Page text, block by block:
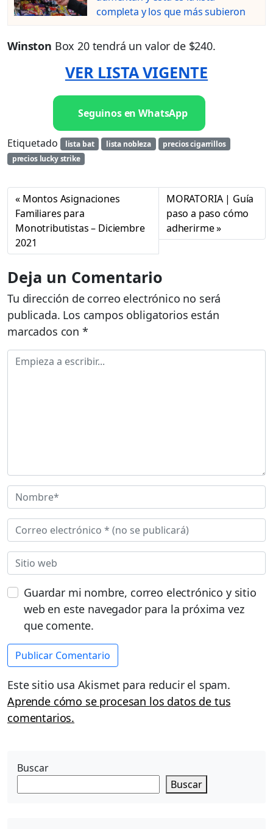
completa y los que más subieron
Winston Box 20 tendrá un valor de $240.
VER LISTA VIGENTE
Seguinos en WhatsApp
Etiquetado lista bat lista nobleza
precios cigarrillos
precios lucky strike
Montos Asignaciones
Familiares para
Monotributistas – Diciembre
2021
MORATORIA | Guía
paso a paso cómo
adherirme
Deja un Comentario
Tu dirección de correo electrónico no será
publicada. Los campos obligatorios están
marcados con *
Guardar mi nombre, correo electrónico y sitio
web en este navegador para la próxima vez
que comente.
Este sitio usa Akismet para reducir el spam.
Aprende cómo se procesan los datos de tus
comentarios.
Buscar
Buscar